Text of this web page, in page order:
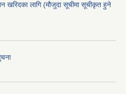
खरिदका लागि (मौजुदा सूचीमा सूचीकृत हुने